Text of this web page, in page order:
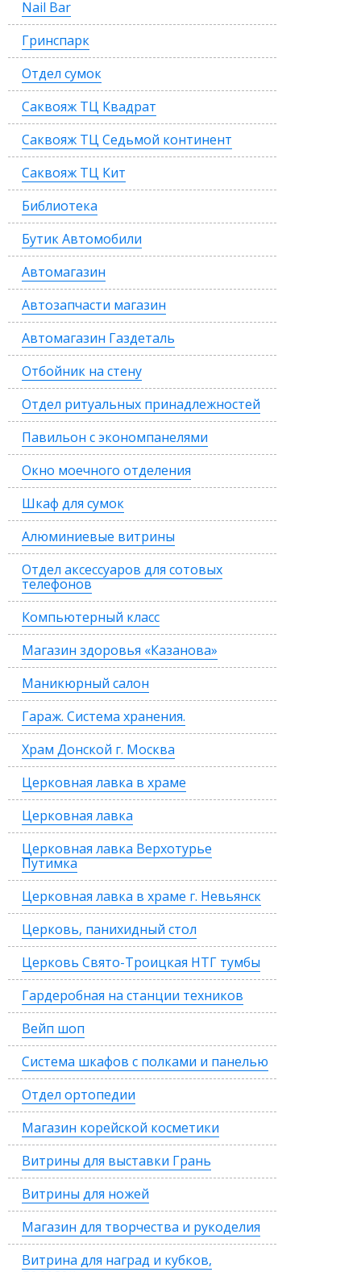
Nail Bar
Гринспарк
Отдел сумок
Саквояж ТЦ Квадрат
Саквояж ТЦ Седьмой континент
Саквояж ТЦ Кит
Библиотека
Бутик Автомобили
Автомагазин
Автозапчасти магазин
Автомагазин Газдеталь
Отбойник на стену
Отдел ритуальных принадлежностей
Павильон с экономпанелями
Окно моечного отделения
Шкаф для сумок
Алюминиевые витрины
Отдел аксессуаров для сотовых
телефонов
Компьютерный класс
Магазин здоровья «Казанова»
Маникюрный салон
Гараж. Система хранения.
Храм Донской г. Москва
Церковная лавка в храме
Церковная лавка
Церковная лавка Верхотурье
Путимка
Церковная лавка в храме г. Невьянск
Церковь, панихидный стол
Церковь Свято-Троицкая НТГ тумбы
Гардеробная на станции техников
Вейп шоп
Система шкафов с полками и панелью
Отдел ортопедии
Магазин корейской косметики
Витрины для выставки Грань
Витрины для ножей
Магазин для творчества и рукоделия
Витрина для наград и кубков,